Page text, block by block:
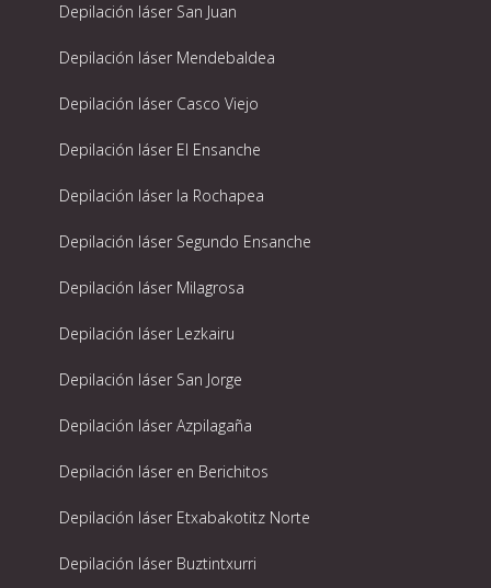
Depilación láser San Juan
Depilación láser Mendebaldea
Depilación láser Casco Viejo
Depilación láser El Ensanche
Depilación láser la Rochapea
Depilación láser Segundo Ensanche
Depilación láser Milagrosa
Depilación láser Lezkairu
Depilación láser San Jorge
Depilación láser Azpilagaña
Depilación láser en Berichitos
Depilación láser Etxabakotitz Norte
Depilación láser Buztintxurri